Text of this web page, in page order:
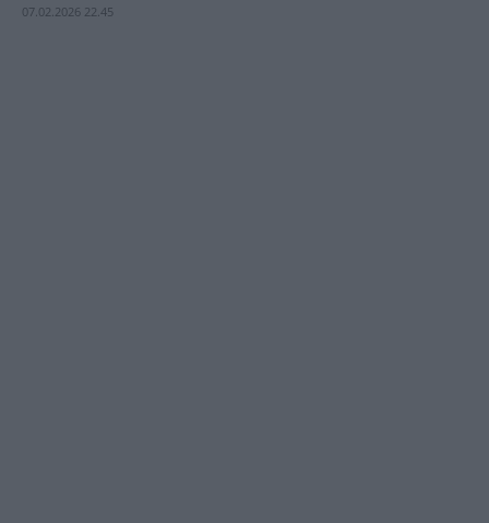
07.02.2026 22.45